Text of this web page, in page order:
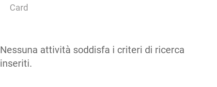
Card
Nessuna attività soddisfa i criteri di ricerca
inseriti.